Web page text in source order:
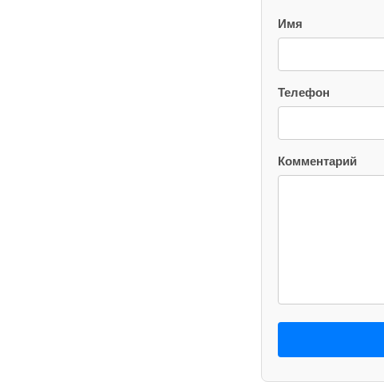
Имя
Телефон
Комментарий